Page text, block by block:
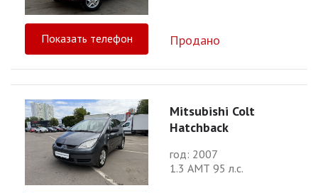
Показать телефон Продано
Mitsubishi Colt
Hatchback
год: 2007
1.3 АМТ 95 л.с.